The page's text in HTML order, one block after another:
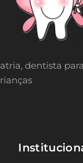
dentista para